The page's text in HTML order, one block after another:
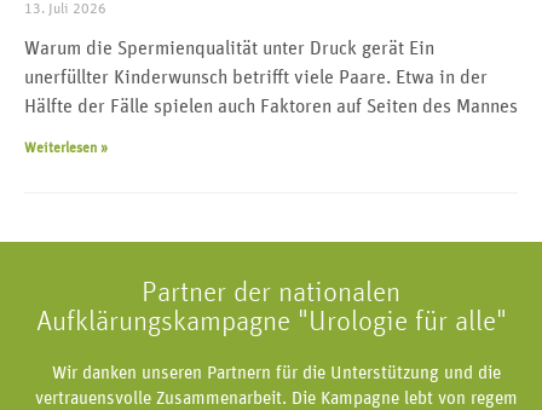
13. Juli 2026
Warum die Spermienqualität unter Druck gerät Ein
unerfüllter Kinderwunsch betrifft viele Paare. Etwa in der
Hälfte der Fälle spielen auch Faktoren auf Seiten des Mannes
Weiterlesen »
Partner der nationalen
Aufklärungskampagne "Urologie für alle"
Wir danken unseren Partnern für die Unterstützung und die
vertrauensvolle Zusammenarbeit. Die Kampagne lebt von regem